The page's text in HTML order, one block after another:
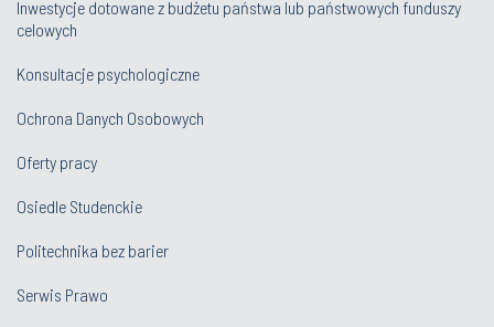
Inwestycje dotowane z budżetu państwa lub państwowych funduszy
celowych
Konsultacje psychologiczne
Ochrona Danych Osobowych
Oferty pracy
Osiedle Studenckie
Politechnika bez barier
Serwis Prawo